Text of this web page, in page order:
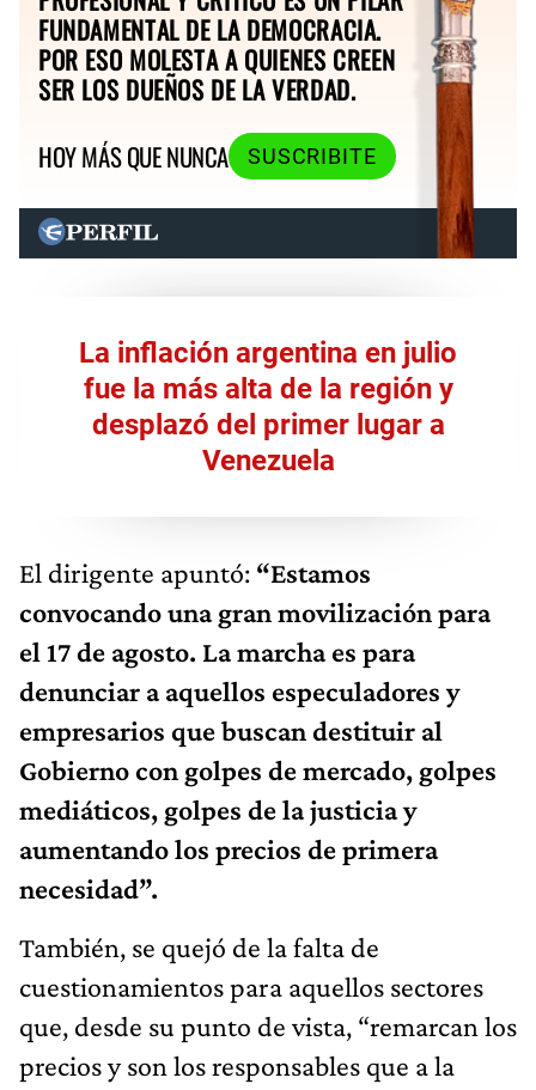
FUNDAMENTAL DE LA DEMOCRACIA.
POR ESO MOLESTA A QUIENES CREEN
SER LOS DUEÑOS DE LA VERDAD.
HOY MÁS QUE NUNCA
SUSCRIBITE
La inflación argentina en julio
fue la más alta de la región y
desplazó del primer lugar a
Venezuela
El dirigente apuntó: “Estamos
convocando una gran movilización para
el 17 de agosto. La marcha es para
denunciar a aquellos especuladores y
empresarios que buscan destituir al
Gobierno con golpes de mercado, golpes
mediáticos, golpes de la justicia y
aumentando los precios de primera
necesidad”.
También, se quejó de la falta de
cuestionamientos para aquellos sectores
que, desde su punto de vista, “remarcan los
precios y son los responsables que a la